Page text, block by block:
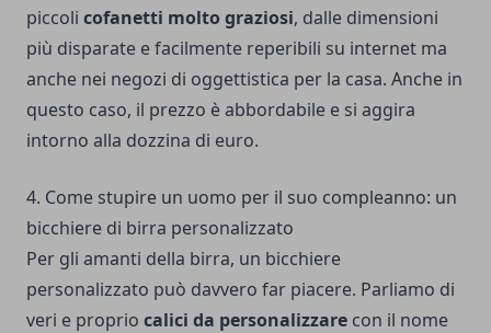
piccoli cofanetti molto graziosi, dalle dimensioni
più disparate e facilmente reperibili su internet ma
anche nei negozi di oggettistica per la casa. Anche in
questo caso, il prezzo è abbordabile e si aggira
intorno alla dozzina di euro.
4. Come stupire un uomo per il suo compleanno: un
bicchiere di birra personalizzato
Per gli amanti della birra, un bicchiere
personalizzato può davvero far piacere. Parliamo di
veri e proprio calici da personalizzare con il nome